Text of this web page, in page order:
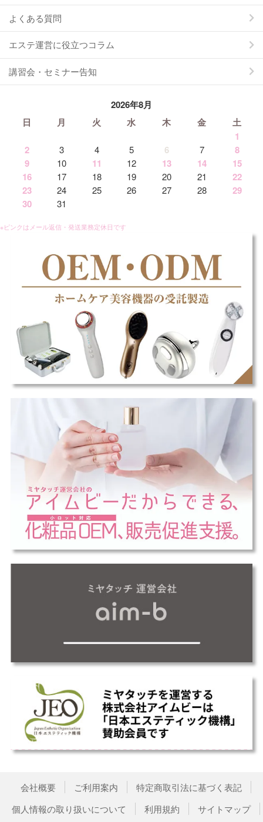
よくある質問
エステ運営に役立つコラム
講習会・セミナー告知
2026年8月
日
月 火 水 木 金
土
1
2
3 4 5 6 7
8
9
10 11 12 13 14
15
16
17 18 19 20 21
22
23
24 25 26 27 28
29
30
31
会社概要 ご利用案内
特定商取引法に基づく表記
個人情報の取り扱いについて
利用規約 サイトマップ